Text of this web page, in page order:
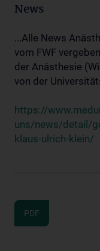
News
...Alle News
vom FWF
der Anästhesie
von der
https://
uns/news/detail/
klaus-ulrich-klein/
PDF